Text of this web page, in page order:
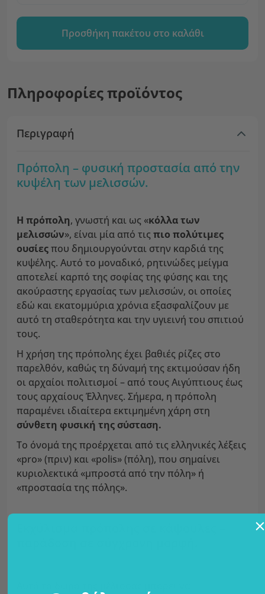
Προσθήκη πακέτου στο καλάθι
Πληροφορίες προϊόντος
Περιγραφή
Πρόπολη – φυσική προστασία από την
κυψέλη των μελισσών.
Η πρόπολη, γνωστή και ως «κόλλα των
μελισσών», είναι μία από τις πιο πολύτιμες
ουσίεςπου δημιουργούνται στην καρδιά της
κυψέλης. Αυτό το μοναδικό, ρητινώδες μείγμα
αποτελεί καρπό της σοφίας της φύσης και της
ακούραστης εργασίας των μελισσών, οι οποίες
εδώ και εκατομμύρια χρόνια εξασφαλίζουν με
αυτό τη σταθερότητα και την υγιεινή του σπιτιού
τους.
Η χρήση της πρόπολης έχει βαθιές ρίζες στο
παρελθόν, καθώς τη δύναμή της εκτιμούσαν ήδη
οι αρχαίοι πολιτισμοί – από τους Αιγύπτιους έως
τους αρχαίους Έλληνες. Σήμερα, η πρόπολη
παραμένει ιδιαίτερα εκτιμημένη χάρη στη
σύνθετη φυσική της σύσταση.
Το όνομά της προέρχεται από τις ελληνικές λέξεις
«pro» (πριν) και «polis» (πόλη), που σημαίνει
κυριολεκτικά «μπροστά από την πόλη» ή
«προστασία της πόλης».